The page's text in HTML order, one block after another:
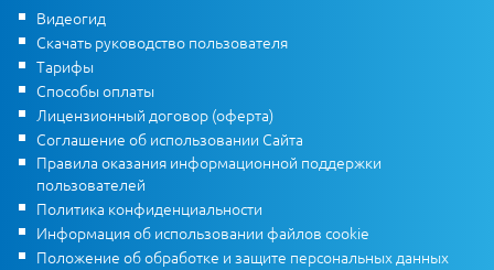
Видеогид
Скачать руководство пользователя
Тарифы
Способы оплаты
Лицензионный договор (оферта)
Соглашение об использовании Сайта
Правила оказания информационной поддержки
пользователей
Политика конфиденциальности
Информация об использовании файлов cookie
Положение об обработке и защите персональных данных